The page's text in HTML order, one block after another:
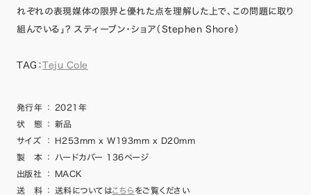
れぞれの表現媒体の限界と優れた点を理解した上で、この問題に取り
組んでいる」? スティーブン・ショア（Stephen Shore）
TAG：Teju Cole
発行年 ：
2021年
状 態
：
新品
サイズ
：
H253mm x W193mm x D20mm
製 本
：
ハードカバー 136ページ
出版社
：
MACK
送 料
： 送料についてはこちら をご覧ください